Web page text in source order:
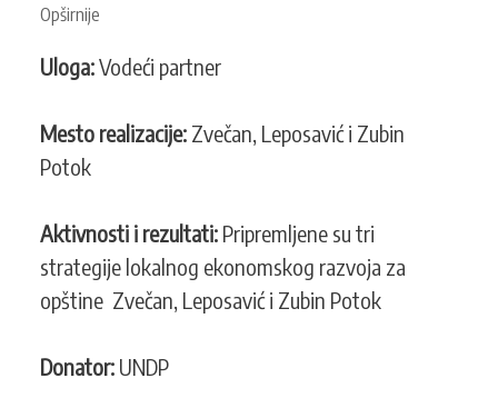
Opširnije
strategija
lokalni
ekonomski
Zvečan,
Leposavić
i
Zubin
Uloga:Vodeći partner
Mesto realizacije: Zvečan, Leposavić i Zubin
Potok
Aktivnosti i rezultati: Pripremljene su tri
strategije lokalnog ekonomskog razvoja za
opštine Zvečan, Leposavić i Zubin Potok
Donator: UNDP